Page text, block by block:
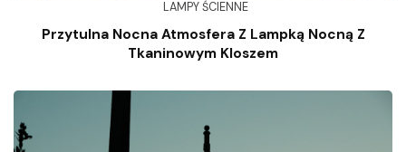
LAMPY ŚCIENNE
Przytulna Nocna Atmosfera Z Lampką Nocną Z
Tkaninowym Kloszem